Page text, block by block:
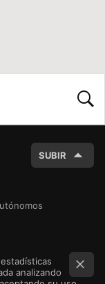
SUBIR
analizando